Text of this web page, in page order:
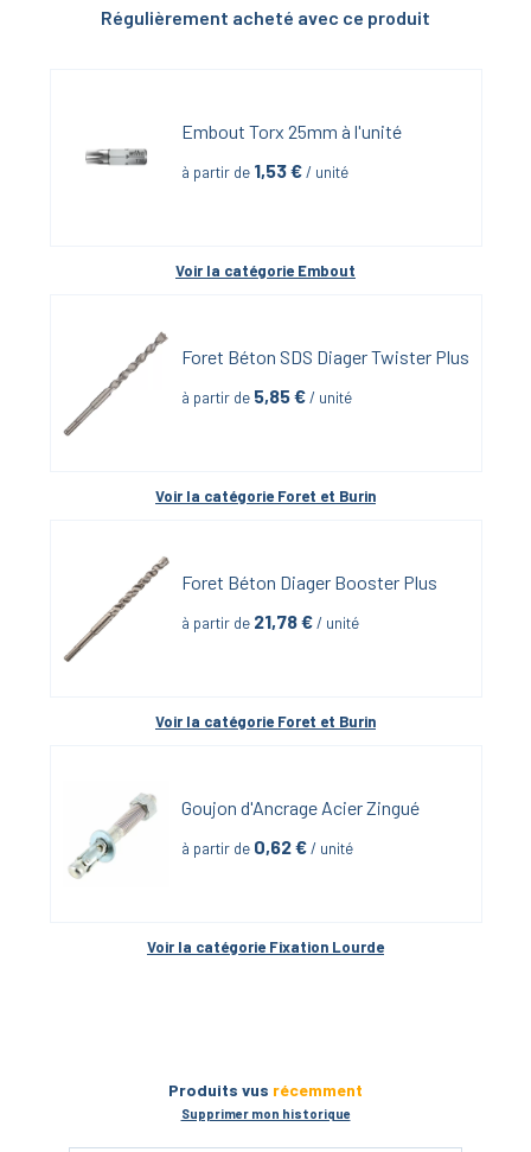
Régulièrement acheté avec ce produit
Embout Torx 25mm à l'unité
à partir de 1,53 € / unité
Voir la catégorie Embout
Foret Béton SDS Diager Twister Plus
à partir de 5,85 € / unité
Voir la catégorie Foret et Burin
Foret Béton Diager Booster Plus
à partir de 21,78 € / unité
Voir la catégorie Foret et Burin
Goujon d'Ancrage Acier Zingué
à partir de 0,62 € / unité
Voir la catégorie Fixation Lourde
Produits vus récemment
Supprimer mon historique